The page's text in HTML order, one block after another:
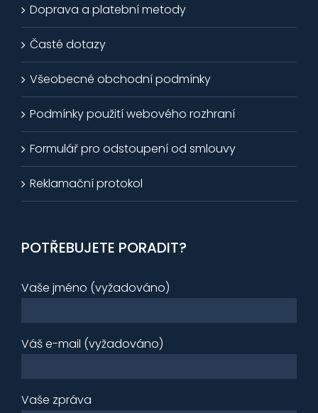
Doprava a platební metody
Časté dotazy
Všeobecné obchodní podmínky
Podmínky použití webového rozhraní
Formulář pro odstoupení od smlouvy
Reklamační protokol
POTŘEBUJETE PORADIT?
Vaše jméno (vyžadováno)
Váš e-mail (vyžadováno)
Vaše zpráva